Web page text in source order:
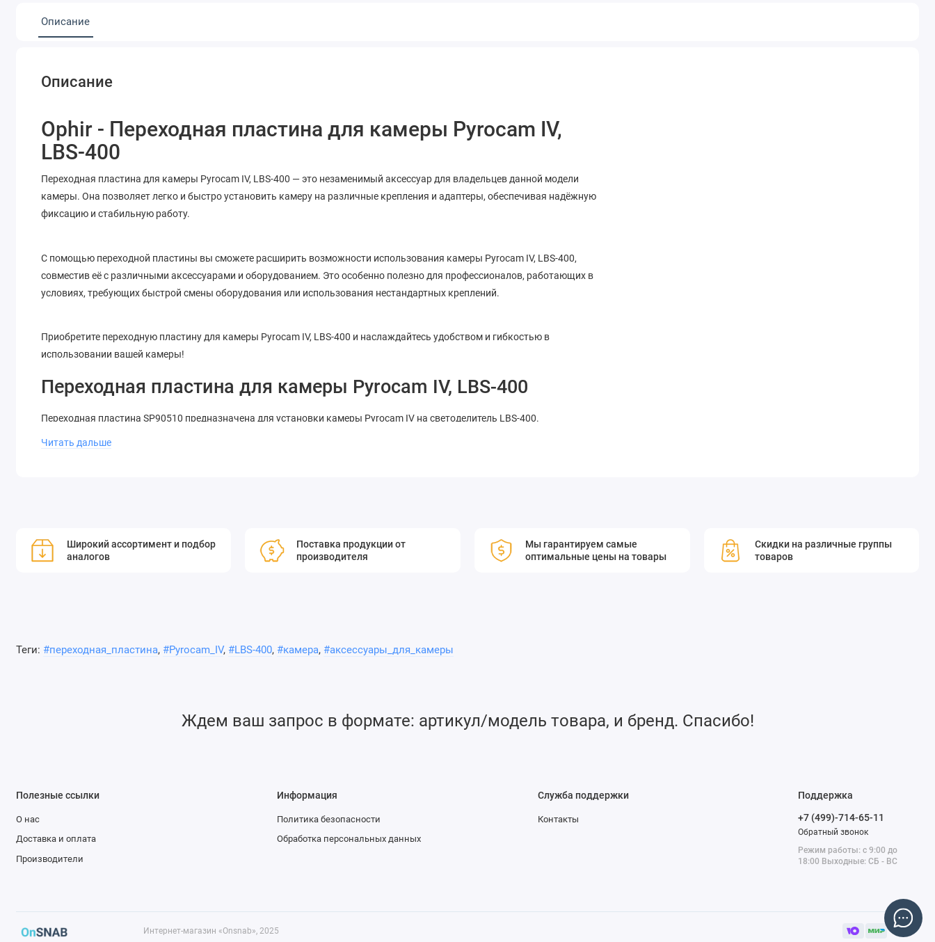
Описание
Описание
Ophir - Переходная пластина для камеры Pyrocam IV,
LBS-400
Переходная пластина для камеры Pyrocam IV, LBS-400 — это незаменимый аксессуар для владельцев данной модели
камеры. Она позволяет легко и быстро установить камеру на различные крепления и адаптеры, обеспечивая надёжную
фиксацию и стабильную работу.
С помощью переходной пластины вы сможете расширить возможности использования камеры Pyrocam IV, LBS-400,
совместив её с различными аксессуарами и оборудованием. Это особенно полезно для профессионалов, работающих в
условиях, требующих быстрой смены оборудования или использования нестандартных креплений.
Приобретите переходную пластину для камеры Pyrocam IV, LBS-400 и наслаждайтесь удобством и гибкостью в
использовании вашей камеры!
Переходная пластина для камеры Pyrocam IV, LBS-400
Переходная пластина SP90510 предназначена для установки камеры Pyrocam IV на светоделитель LBS-400.
Читать дальше
Широкий ассортимент и подбор
аналогов
Поставка продукции от
производителя
Мы гарантируем самые
оптимальные цены на товары
Скидки на различные группы
товаров
Теги: #переходная_пластина, #Pyrocam_IV, #LBS-400, #камера, #аксессуары_для_камеры
Ждем ваш запрос в формате: артикул/модель товара, и бренд. Спасибо!
Полезные ссылки
О нас
Доставка и оплата
Производители
Информация
Политика безопасности
Обработка персональных данных
Служба поддержки
Контакты
Поддержка
+7 (499)-714-65-11
Обратный звонок
Режим работы: с 9:00 до
18:00 Выходные: СБ - ВС
Интернет-магазин «Onsnab», 2025